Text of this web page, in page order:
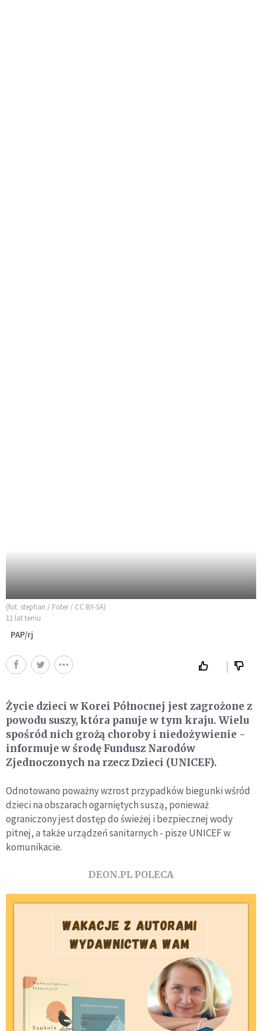
(fot. stephan / Foter / CC BY-SA)
11 lat temu
PAP/rj
Życie dzieci w Korei Północnej jest zagrożone z
powodu suszy, która panuje w tym kraju. Wielu
spośród nich grożą choroby i niedożywienie -
informuje w środę Fundusz Narodów
Zjednoczonych na rzecz Dzieci (UNICEF).
Odnotowano poważny wzrost przypadków biegunki wśród
dzieci na obszarach ogarniętych suszą, ponieważ
ograniczony jest dostęp do świeżej i bezpiecznej wody
pitnej, a także urządzeń sanitarnych - pisze UNICEF w
komunikacie.
DEON.PL POLECA